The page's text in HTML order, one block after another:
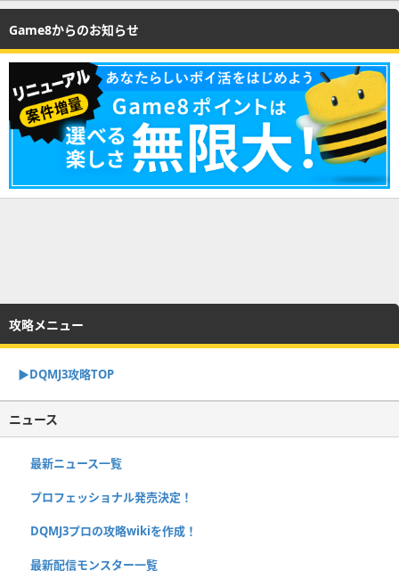
Game8からのお知らせ
攻略メニュー
▶︎DQMJ3攻略TOP
ニュース
最新ニュース一覧
プロフェッショナル発売決定！
DQMJ3プロの攻略wikiを作成！
最新配信モンスター一覧